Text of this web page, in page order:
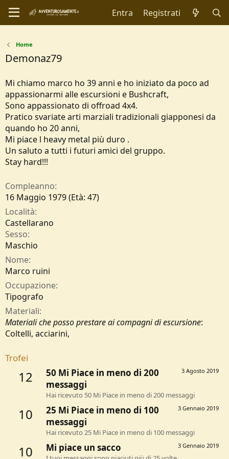
Entra Registrati
Home
Demonaz79
Mi chiamo marco ho 39 anni e ho iniziato da poco ad
appassionarmi alle escursioni e Bushcraft,
Sono appassionato di offroad 4x4.
Pratico svariate arti marziali tradizionali giapponesi da
quando ho 20 anni,
Mi piace l heavy metal più duro .
Un saluto a tutti i futuri amici del gruppo.
Stay hard!!!
Compleanno
16 Maggio 1979 (Età: 47)
Località
Castellarano
Sesso
Maschio
Nome
Marco ruini
Occupazione
Tipografo
Materiali
Materiali che posso prestare ai compagni di escursione:
Coltelli, acciarini,
Trofei
12 3 Agosto 2019
50 Mi Piace in meno di 200
messaggi
Hai ricevuto 50 Mi Piace in meno di 200 messaggi
10 3 Gennaio 2019
25 Mi Piace in meno di 100
messaggi
Hai ricevuto 25 Mi Piace in meno di 100 messaggi
10 3 Gennaio 2019
Mi piace un sacco